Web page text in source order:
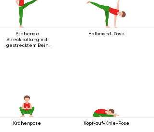
Stehende
Streckhaltung mit
gestrecktem Bein
Halbmond-Pose
Krähenpose Kopf-auf-Knie-Pose